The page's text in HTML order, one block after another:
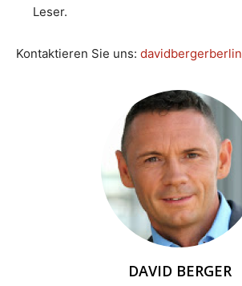
Leser.
Kontaktieren Sie uns:
DAVID BERGER